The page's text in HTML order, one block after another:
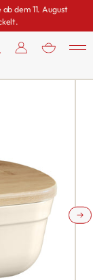
dem 11. August